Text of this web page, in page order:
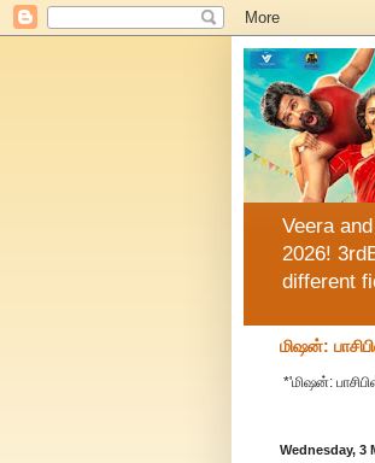
Veera
2026!
different
மிஷன்:
*'மிஷன்:
Wednesday, 3